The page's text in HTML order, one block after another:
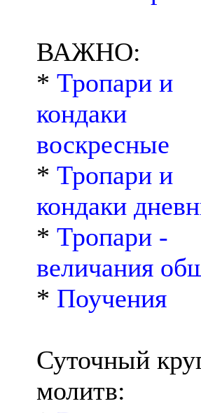
ВАЖНО:
* Тропари и
кондаки
воскресные
* Тропари и
кондаки
* Тропари -
величания
* Поучения
Суточный
молитв: